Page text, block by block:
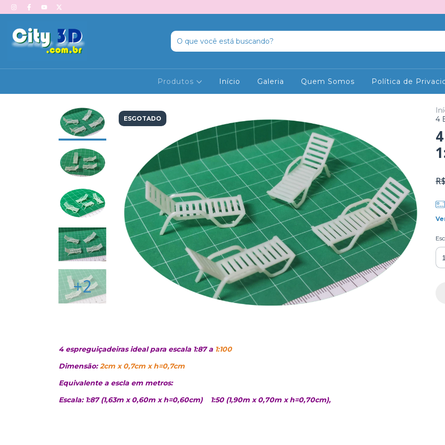
Produtos Início Galeria Quem Somos Política de
+2
ESGOTADO
4 espreguiçadeiras ideal para escala 1:87 a 1:100
Dimensão:2cm x 0,7cm x h=0,7cm
Equivalente a escla em metros:
Escala: 1:87 (1,63m x 0,60m x h=0,60cm)
1:50 (1,90m x 0,70m x h=0,70cm),
4